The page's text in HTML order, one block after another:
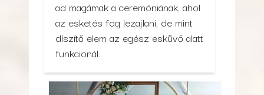
ad magámak a ceremóniának, ahol
az esketés fog lezajlani, de mint
díszítő elem az egész esküvő alatt
funkcionál.